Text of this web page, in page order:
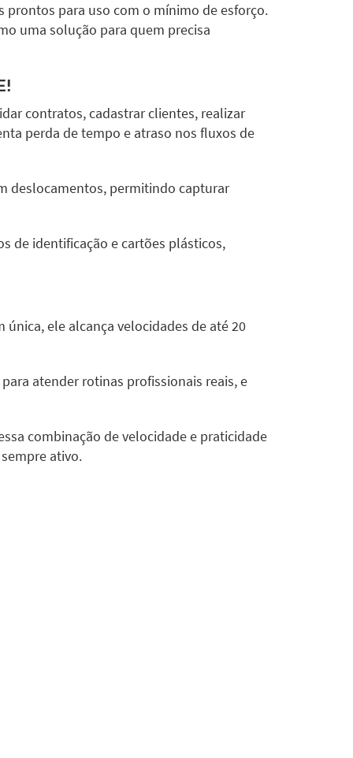
prontos para uso com o mínimo de esforço.
uma solução para quem precisa
contratos, cadastrar clientes, realizar
perda de tempo e atraso nos fluxos de
deslocamentos, permitindo capturar
de identificação e cartões plásticos,
ele alcança velocidades de até 20
atender rotinas profissionais reais, e
combinação de velocidade e praticidade
ativo.